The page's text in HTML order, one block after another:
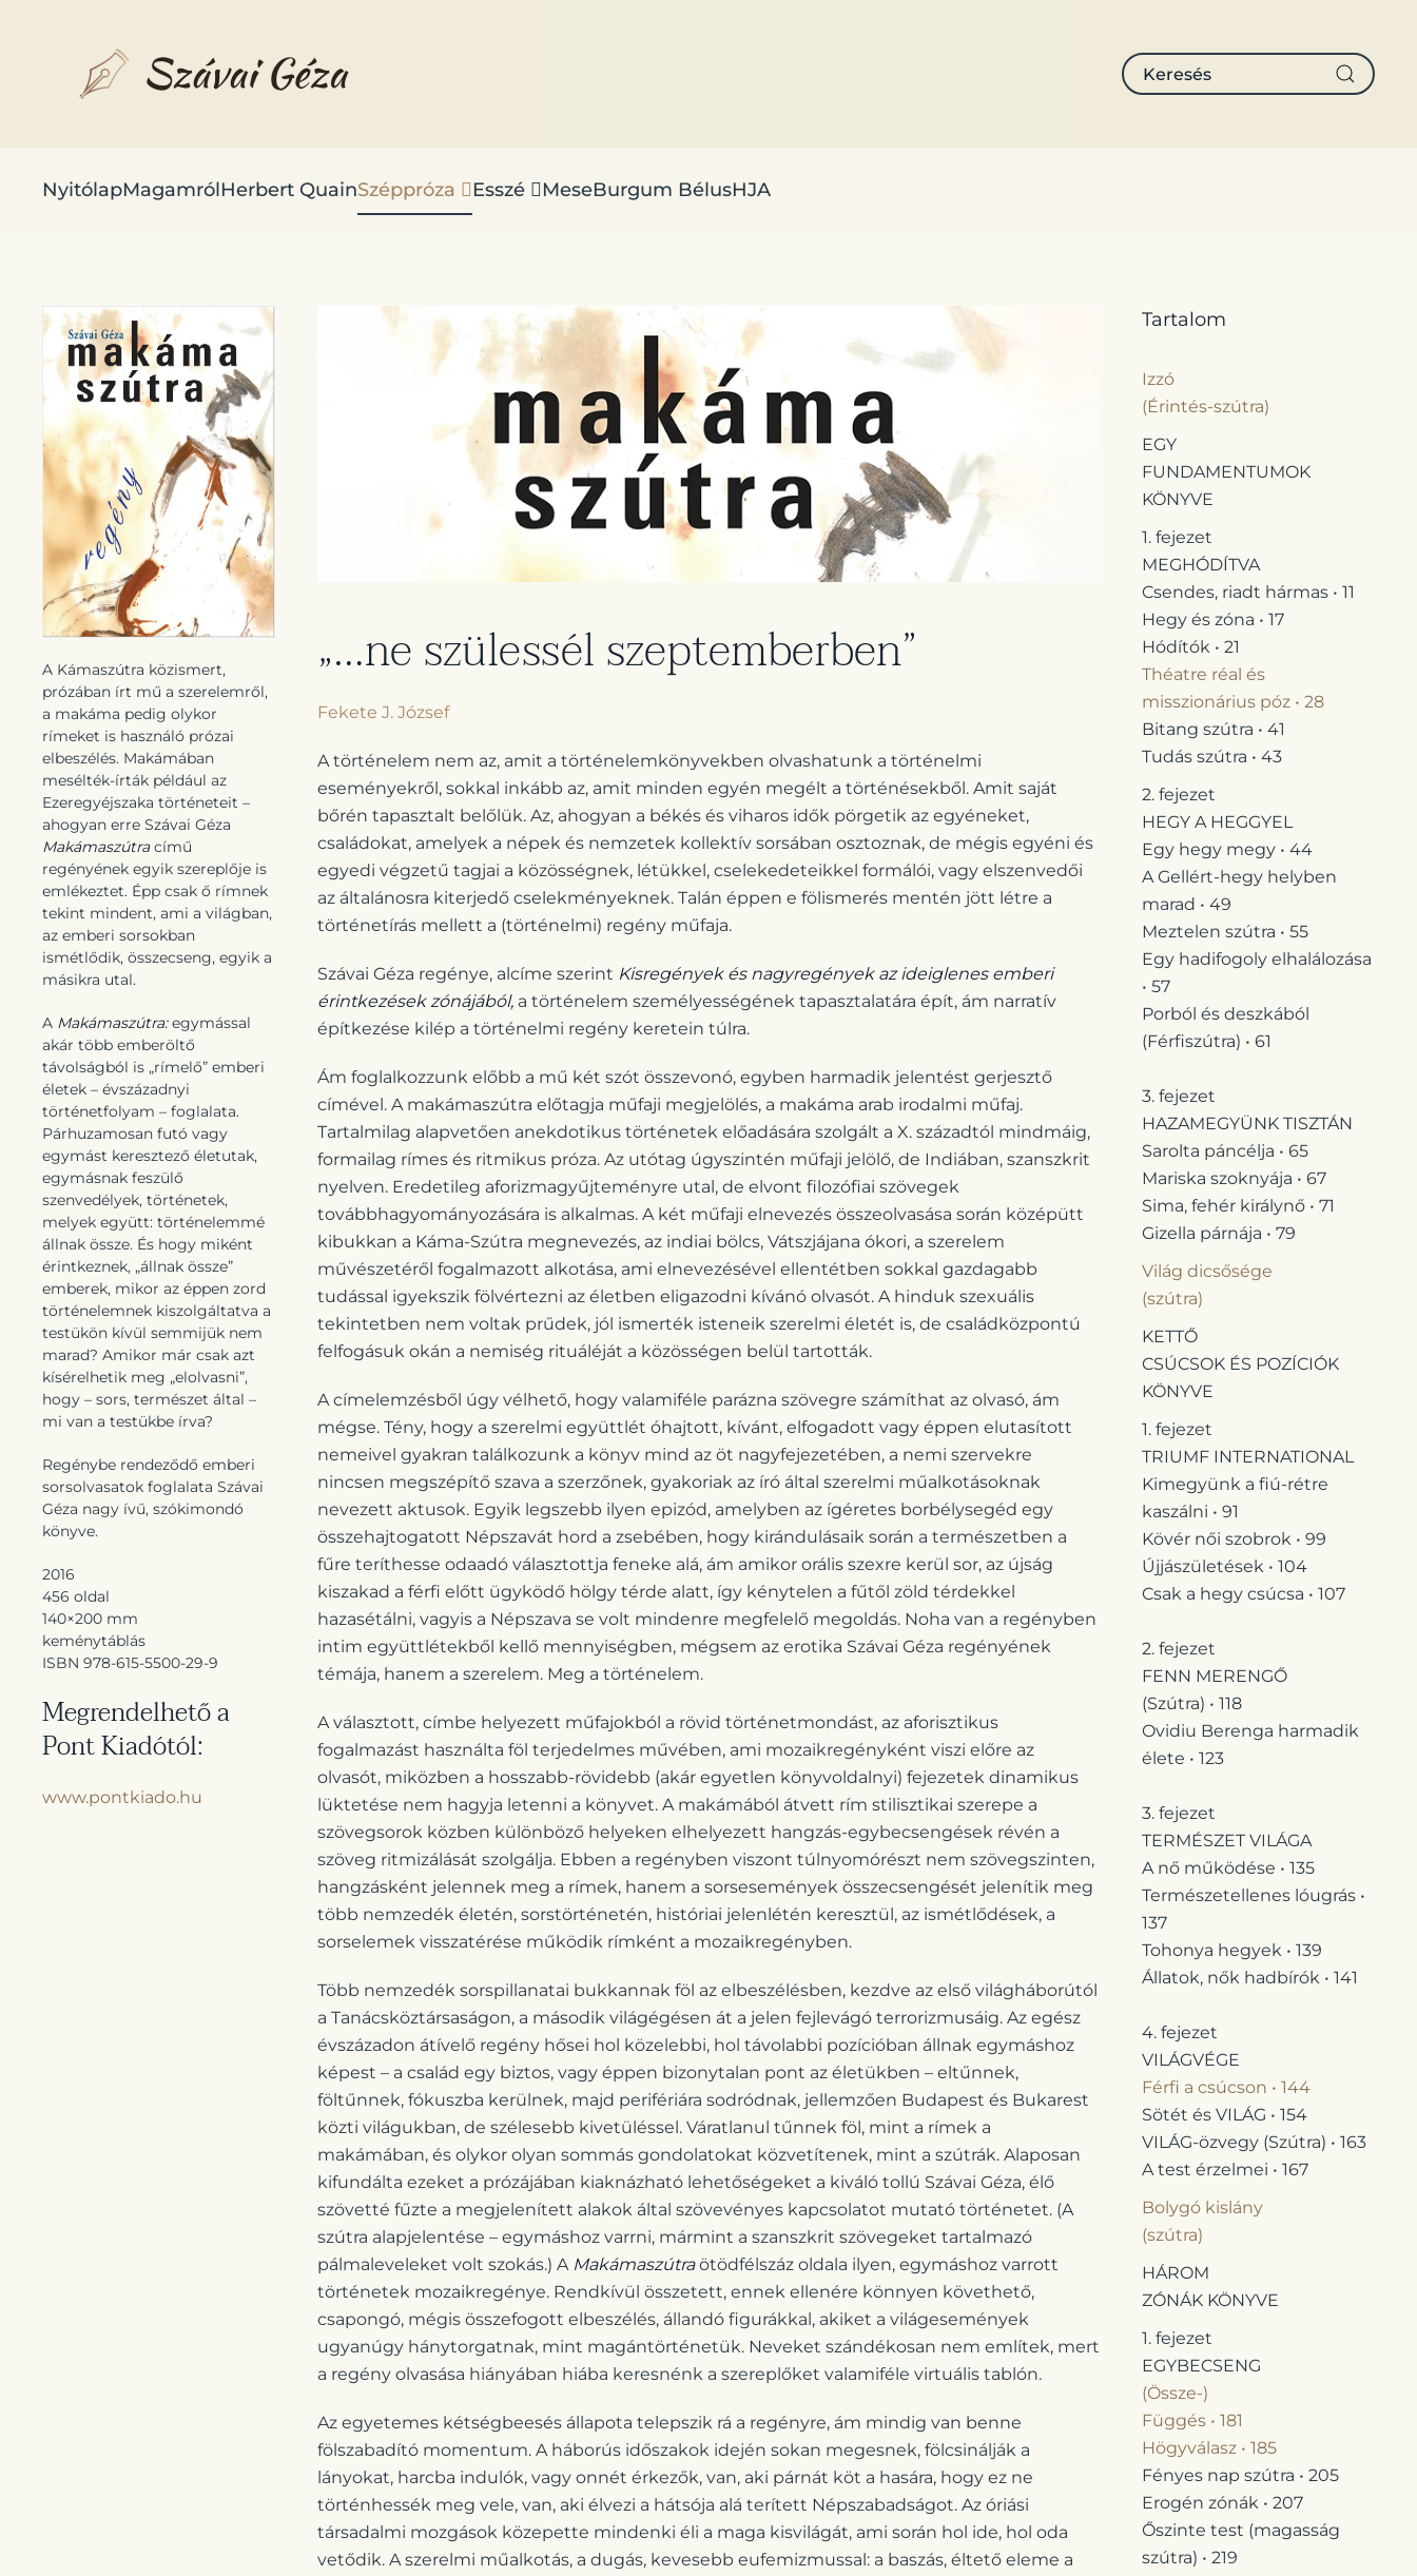
Fő tartalom átugrása
NyitólapMagamrólHerbert QuainSzéppróza Esszé MeseBurgum BélusHJA
A Kámaszútra közismert,
prózában írt mű a szerelemről,
a makáma pedig olykor
rímeket is használó prózai
elbeszélés. Makámában
mesélték-írták például az
Ezeregyéjszaka történeteit –
ahogyan erre Szávai Géza
Makámaszútracímű
regényének egyik szereplője is
emlékeztet. Épp csak ő rímnek
tekint mindent, ami a világban,
az emberi sorsokban
ismétlődik, összecseng, egyik a
másikra utal.
A Makámaszútra:egymással
akár több emberöltő
távolságból is „rímelő” emberi
életek – évszázadnyi
történetfolyam – foglalata.
Párhuzamosan futó vagy
egymást keresztező életutak,
egymásnak feszülő
szenvedélyek, történetek,
melyek együtt: történelemmé
állnak össze. És hogy miként
érintkeznek, „állnak össze”
emberek, mikor az éppen zord
történelemnek kiszolgáltatva a
testükön kívül semmijük nem
marad? Amikor már csak azt
kísérelhetik meg „elolvasni”,
hogy – sors, természet által –
mi van a testükbe írva?
Regénybe rendeződő emberi
sorsolvasatok foglalata Szávai
Géza nagy ívű, szókimondó
könyve.
2016
456 oldal
140×200 mm
keménytáblás
ISBN 978-615-5500-29-9
Megrendelhető a
Pont Kiadótól:
www.pontkiado.hu
„…ne szülessél szeptemberben”
Fekete J. József
A történelem nem az, amit a történelemkönyvekben olvashatunk a történelmi
eseményekről, sokkal inkább az, amit minden egyén megélt a történésekből. Amit saját
bőrén tapasztalt belőlük. Az, ahogyan a békés és viharos idők pörgetik az egyéneket,
családokat, amelyek a népek és nemzetek kollektív sorsában osztoznak, de mégis egyéni és
egyedi végzetű tagjai a közösségnek, létükkel, cselekedeteikkel formálói, vagy elszenvedői
az általánosra kiterjedő cselekményeknek. Talán éppen e fölismerés mentén jött létre a
történetírás mellett a (történelmi) regény műfaja.
Szávai Géza regénye, alcíme szerint Kisregények és nagyregények az ideiglenes emberi
érintkezések zónájából,a történelem személyességének tapasztalatára épít, ám narratív
építkezése kilép a történelmi regény keretein túlra.
Ám foglalkozzunk előbb a mű két szót összevonó, egyben harmadik jelentést gerjesztő
címével. A makámaszútra előtagja műfaji megjelölés, a makáma arab irodalmi műfaj.
Tartalmilag alapvetően anekdotikus történetek előadására szolgált a X. századtól mindmáig,
formailag rímes és ritmikus próza. Az utótag úgyszintén műfaji jelölő, de Indiában, szanszkrit
nyelven. Eredetileg aforizmagyűjteményre utal, de elvont filozófiai szövegek
továbbhagyományozására is alkalmas. A két műfaji elnevezés összeolvasása során középütt
kibukkan a Káma-Szútra megnevezés, az indiai bölcs, Vátszjájana ókori, a szerelem
művészetéről fogalmazott alkotása, ami elnevezésével ellentétben sokkal gazdagabb
tudással igyekszik fölvértezni az életben eligazodni kívánó olvasót. A hinduk szexuális
tekintetben nem voltak prűdek, jól ismerték isteneik szerelmi életét is, de családközpontú
felfogásuk okán a nemiség rituáléját a közösségen belül tartották.
A címelemzésből úgy vélhető, hogy valamiféle parázna szövegre számíthat az olvasó, ám
mégse. Tény, hogy a szerelmi együttlét óhajtott, kívánt, elfogadott vagy éppen elutasított
nemeivel gyakran találkozunk a könyv mind az öt nagyfejezetében, a nemi szervekre
nincsen megszépítő szava a szerzőnek, gyakoriak az író által szerelmi műalkotásoknak
nevezett aktusok. Egyik legszebb ilyen epizód, amelyben az ígéretes borbélysegéd egy
összehajtogatott Népszavát hord a zsebében, hogy kirándulásaik során a természetben a
fűre teríthesse odaadó választottja feneke alá, ám amikor orális szexre kerül sor, az újság
kiszakad a férfi előtt ügyködő hölgy térde alatt, így kénytelen a fűtől zöld térdekkel
hazasétálni, vagyis a Népszava se volt mindenre megfelelő megoldás. Noha van a regényben
intim együttlétekből kellő mennyiségben, mégsem az erotika Szávai Géza regényének
témája, hanem a szerelem. Meg a történelem.
A választott, címbe helyezett műfajokból a rövid történetmondást, az aforisztikus
fogalmazást használta föl terjedelmes művében, ami mozaikregényként viszi előre az
olvasót, miközben a hosszabb-rövidebb (akár egyetlen könyvoldalnyi) fejezetek dinamikus
lüktetése nem hagyja letenni a könyvet. A makámából átvett rím stilisztikai szerepe a
szövegsorok közben különböző helyeken elhelyezett hangzás-egybecsengések révén a
szöveg ritmizálását szolgálja. Ebben a regényben viszont túlnyomórészt nem szövegszinten,
hangzásként jelennek meg a rímek, hanem a sorsesemények összecsengését jelenítik meg
több nemzedék életén, sorstörténetén, históriai jelenlétén keresztül, az ismétlődések, a
sorselemek visszatérése működik rímként a mozaikregényben.
Több nemzedék sorspillanatai bukkannak föl az elbeszélésben, kezdve az első világháborútól
a Tanácsköztársaságon, a második világégésen át a jelen fejlevágó terrorizmusáig. Az egész
évszázadon átívelő regény hősei hol közelebbi, hol távolabbi pozícióban állnak egymáshoz
képest – a család egy biztos, vagy éppen bizonytalan pont az életükben – eltűnnek,
föltűnnek, fókuszba kerülnek, majd perifériára sodródnak, jellemzően Budapest és Bukarest
közti világukban, de szélesebb kivetüléssel. Váratlanul tűnnek föl, mint a rímek a
makámában, és olykor olyan sommás gondolatokat közvetítenek, mint a szútrák. Alaposan
kifundálta ezeket a prózájában kiaknázható lehetőségeket a kiváló tollú Szávai Géza, élő
szövetté fűzte a megjelenített alakok által szövevényes kapcsolatot mutató történetet. (A
szútra alapjelentése – egymáshoz varrni, mármint a szanszkrit szövegeket tartalmazó
pálmaleveleket volt szokás.) A Makámaszútraötödfélszáz oldala ilyen, egymáshoz varrott
történetek mozaikregénye. Rendkívül összetett, ennek ellenére könnyen követhető,
csapongó, mégis összefogott elbeszélés, állandó figurákkal, akiket a világesemények
ugyanúgy hánytorgatnak, mint magántörténetük. Neveket szándékosan nem említek, mert
a regény olvasása hiányában hiába keresnénk a szereplőket valamiféle virtuális tablón.
Az egyetemes kétségbeesés állapota telepszik rá a regényre, ám mindig van benne
fölszabadító momentum. A háborús időszakok idején sokan megesnek, fölcsinálják a
lányokat, harcba indulók, vagy onnét érkezők, van, aki párnát köt a hasára, hogy ez ne
történhessék meg vele, van, aki élvezi a hátsója alá terített Népszabadságot. Az óriási
társadalmi mozgások közepette mindenki éli a maga kisvilágát, ami során hol ide, hol oda
vetődik. A szerelmi műalkotás, a dugás, kevesebb eufemizmussal: a baszás, éltető eleme a
Tartalom
Izzó
(Érintés-szútra)
EGY
FUNDAMENTUMOK
KÖNYVE
1. fejezet
MEGHÓDÍTVA
Csendes, riadt hármas • 11
Hegy és zóna • 17
Hódítók • 21
Théatre réal és
misszionárius póz • 28
Bitang szútra • 41
Tudás szútra • 43
2. fejezet
HEGY A HEGGYEL
Egy hegy megy • 44
A Gellért-hegy helyben
marad • 49
Meztelen szútra • 55
Egy hadifogoly elhalálozása
• 57
Porból és deszkából
(Férfiszútra) • 61
3. fejezet
HAZAMEGYÜNK TISZTÁN
Sarolta páncélja • 65
Mariska szoknyája • 67
Sima, fehér királynő • 71
Gizella párnája • 79
Világ dicsősége
(szútra)
KETTŐ
CSÚCSOK ÉS POZÍCIÓK
KÖNYVE
1. fejezet
TRIUMF INTERNATIONAL
Kimegyünk a fiú-rétre
kaszálni • 91
Kövér női szobrok • 99
Újjászületések • 104
Csak a hegy csúcsa • 107
2. fejezet
FENN MERENGŐ
(Szútra) • 118
Ovidiu Berenga harmadik
élete • 123
3. fejezet
TERMÉSZET VILÁGA
A nő működése • 135
Természetellenes lóugrás •
137
Tohonya hegyek • 139
Állatok, nők hadbírók • 141
4. fejezet
VILÁGVÉGE
Férfi a csúcson • 144
Sötét és VILÁG • 154
VILÁG-özvegy (Szútra) • 163
A test érzelmei • 167
Bolygó kislány
(szútra)
HÁROM
ZÓNÁK KÖNYVE
1. fejezet
EGYBECSENG
(Össze-)
Függés • 181
Högyválasz • 185
Fényes nap szútra • 205
Erogén zónák • 207
Őszinte test (magasság
szútra) • 219